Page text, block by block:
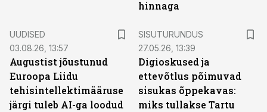
hinnaga
UUDISED
03.08.26, 13:57
Augustist jõustunud
Euroopa Liidu
tehisintellektimääruse
järgi tuleb AI-ga loodud
SISUTURUNDUS
27.05.26, 13:39
Digioskused ja
ettevõtlus põimuvad
sisukas õppekavas:
miks tullakse Tartu